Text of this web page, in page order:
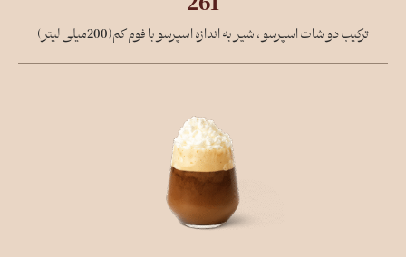
ترکیب دو شات اسپرسو ، شیر به اندازه اسپرسو با فوم کم(200میلی لیتر)